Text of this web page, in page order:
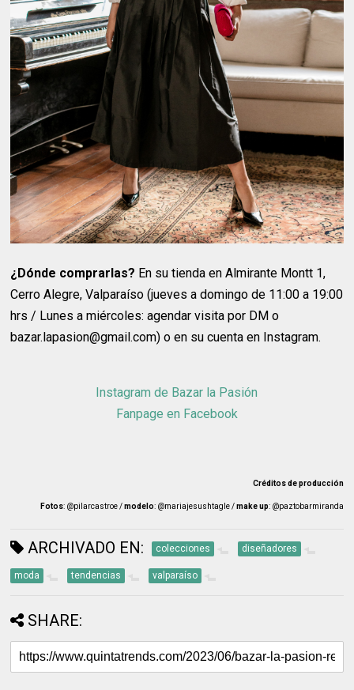
¿Dónde comprarlas? En su tienda en Almirante Montt 1,
Cerro Alegre, Valparaíso (jueves a domingo de 11:00 a 19:00
hrs / Lunes a miércoles: agendar visita por DM o
bazar.lapasion@gmail.com) o en su cuenta en Instagram.
Instagram de Bazar la Pasión
Fanpage en Facebook
Créditos de producción
Fotos: @pilarcastroe /modelo: @mariajesushtagle /make up: @paztobarmiranda
ARCHIVADO EN: colecciones diseñadores
moda tendencias valparaíso
SHARE: